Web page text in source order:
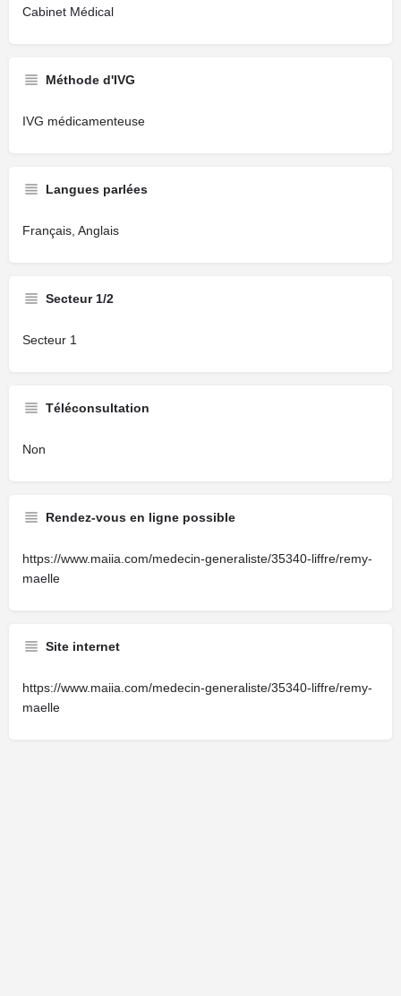
Cabinet Médical
Méthode d'IVG
IVG médicamenteuse
Langues parlées
Français, Anglais
Secteur 1/2
Secteur 1
Téléconsultation
Non
Rendez-vous en ligne possible
https://www.maiia.com/medecin-generaliste/35340-liffre/remy-
maelle
Site internet
https://www.maiia.com/medecin-generaliste/35340-liffre/remy-
maelle